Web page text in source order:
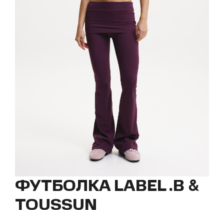
ФУТБОЛКА LABEL .B &
TOUSSUN